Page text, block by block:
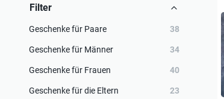
Filter
Geschenke für Paare 38
Geschenke für Männer 34
Geschenke für Frauen 40
Geschenke für die Eltern 23